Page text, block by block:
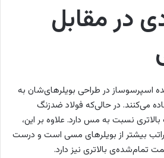
در مقابل
اسپرسوساز در طراحی بویلرهای‌شان به
می‌کنند. در حالی‌که فولاد ضدزنگ
نسبت به مس دارد. علاوه بر این،
بیشتر از بویلرهای مسی است و درست
بالاتری نیز دارد.